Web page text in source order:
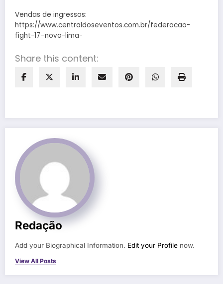
Vendas de ingressos:
https://www.centraldoseventos.com.br/federacao-
fight-17–nova-lima-
Share this content:
Redação
Add your Biographical Information. Edit your Profile now.
View All Posts